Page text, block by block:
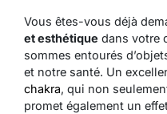
Vous êtes-vous déjà
et esthétique dans votre
sommes entourés
et notre santé. Un
chakra, qui non
promet également un